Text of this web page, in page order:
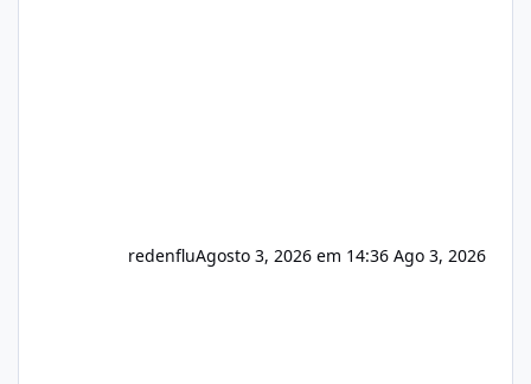
redenfluAgosto 3, 2026 em 14:36 Ago 3, 2026